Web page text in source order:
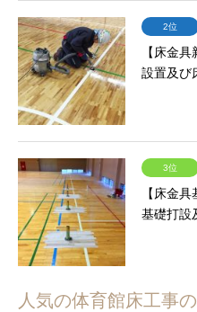
2位
【床金
設置及び
3位
【床金
基礎打設
人気の体育館床工事